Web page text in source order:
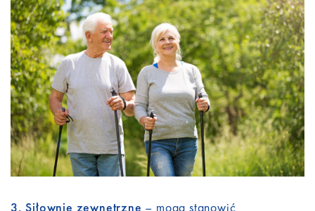
3. Siłownie zewnętrzne – mogą stanowić